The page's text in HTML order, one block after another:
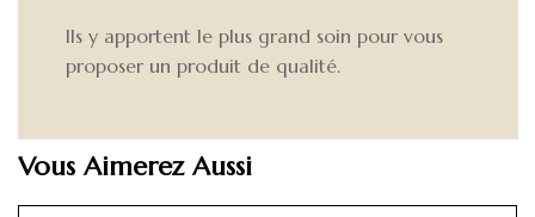
Ils y apportent le plus grand soin pour vous
proposer un produit de qualité.
Vous Aimerez Aussi